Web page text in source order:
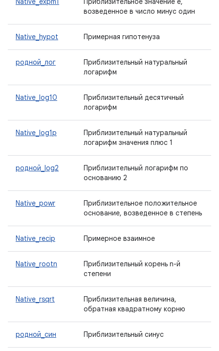
возведенное в число минус один
Native_hypot Примерная гипотенуза
родной_лог
Приблизительный натуральный
логарифм
Native_log10
Приблизительный десятичный
логарифм
Native_log1p
Приблизительный натуральный
логарифм значения плюс 1
родной_log2
Приблизительный логарифм по
основанию 2
Native_powr
Приблизительное положительное
основание, возведенное в степень
Native_recip Примерное взаимное
Native_rootn
Приблизительный корень n-й
степени
Native_rsqrt
Приблизительная величина,
обратная квадратному корню
родной_син Приблизительный синус